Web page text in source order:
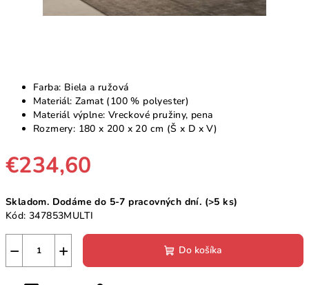
Farba: Biela a ružová
Materiál: Zamat (100 % polyester)
Materiál výplne: Vreckové pružiny, pena
Rozmery: 180 x 200 x 20 cm (Š x D x V)
€234,60
cena:
Skladom. Dodáme do 5-7 pracovných dní. (>5 ks)
Kód: 347853MULTI
+
− Do košíka